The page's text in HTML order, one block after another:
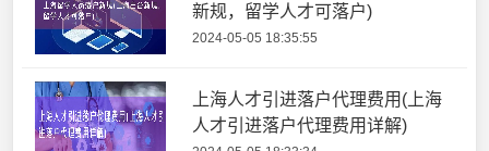
新规，留学人才可落户)
2024-05-05 18:35:55
上海人才引进落户代理费用(上海
人才引进落户代理费用详解)